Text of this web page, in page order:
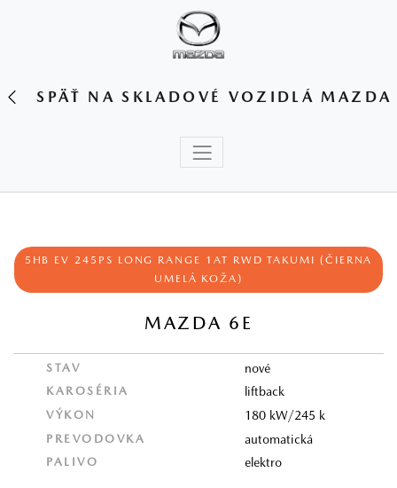
SPÄŤ NA SKLADOVÉ VOZIDLÁ MAZDA
5HB EV 245PS LONG RANGE 1AT RWD TAKUMI (ČIERNA
UMELÁ KOŽA)
MAZDA 6E
STAV nové
KAROSÉRIA liftback
VÝKON 180 kW/245 k
PREVODOVKA automatická
PALIVO elektro